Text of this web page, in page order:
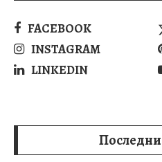
FACEBOOK
INSTAGRAM
LINKEDIN